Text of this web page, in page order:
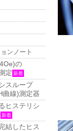
ンノート
の
定 新着
スループ
曲線)測定器
ヒステリシ
新着
結したヒス